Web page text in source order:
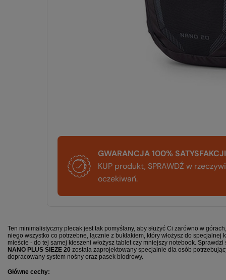
GWARANCJA 100% SATYSFAKCJI
KUP produkt, SPRAWDŹ w
oczekiwań.
Ten minimalistyczny plecak jest tak pomyślany, aby służyć Ci zarówno w
niego wszystko co potrzebne, łącznie z bukłakiem, który włożysz do
mieście - do tej samej kieszeni włożysz tablet czy mniejszy notebook.
NANO PLUS SIEZE 20 została zaprojektowany specjalnie dla osób
dopracowany system nośny oraz pasek biodrowy.
Główne cechy: